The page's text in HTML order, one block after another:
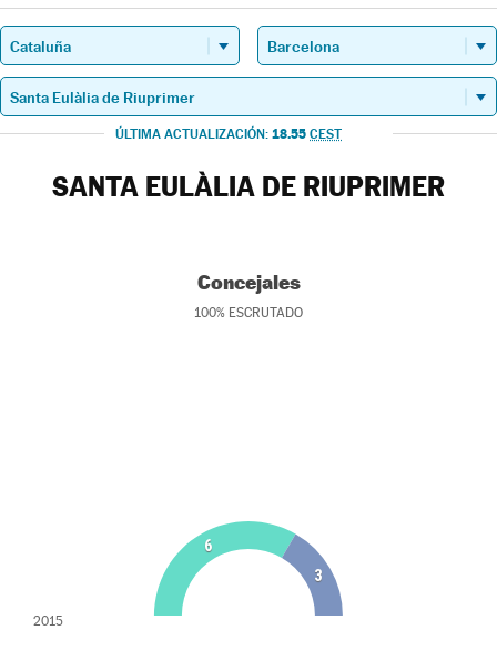
ÚLTIMA ACTUALIZACIÓN: 18.55 CEST
SANTA EULÀLIA DE RIUPRIMER
Concejales
100% ESCRUTADO
6
3
2015